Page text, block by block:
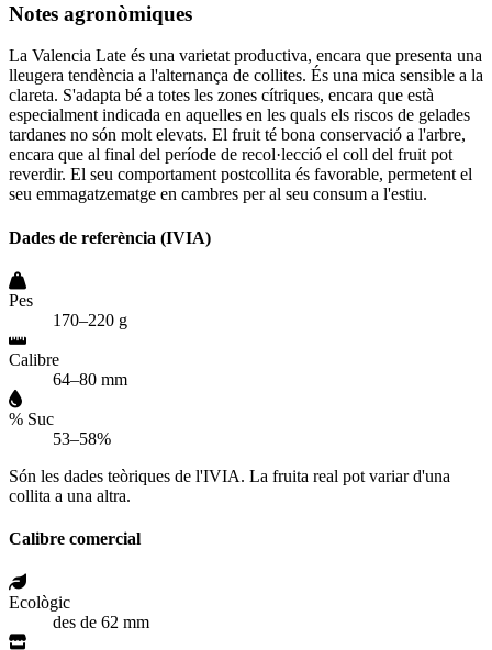
Notes agronòmiques
La Valencia Late és una varietat productiva, encara que presenta una
lleugera tendència a l'alternança de collites. És una mica sensible a la
clareta. S'adapta bé a totes les zones cítriques, encara que està
especialment indicada en aquelles en les quals els riscos de gelades
tardanes no són molt elevats. El fruit té bona conservació a l'arbre,
encara que al final del període de recol·lecció el coll del fruit pot
reverdir. El seu comportament postcollita és favorable, permetent el
seu emmagatzematge en cambres per al seu consum a l'estiu.
Dades de referència (IVIA)
Pes
170–220 g
Calibre
64–80 mm
% Suc
53–58%
Són les dades teòriques de l'IVIA. La fruita real pot variar d'una
collita a una altra.
Calibre comercial
Ecològic
des de 62 mm